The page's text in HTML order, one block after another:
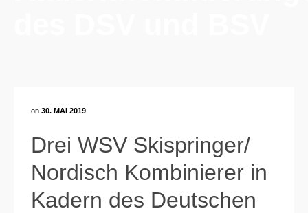
on 30. MAI 2019
Drei WSV Skispringer/
Nordisch Kombinierer in
Kadern des Deutschen